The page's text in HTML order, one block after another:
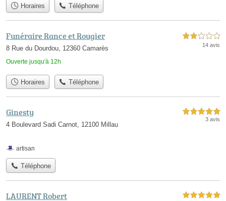
Horaires Téléphone
Funéraire Rance et Rougier
8 Rue du Dourdou, 12360 Camarès
Ouverte jusqu'à 12h
2,0 étoiles sur 5
14 avis
Horaires Téléphone
Ginesty
4 Boulevard Sadi Carnot, 12100 Millau
5,0 étoiles sur 5
3 avis
artisan
Téléphone
LAURENT Robert 5,0 étoiles sur 5